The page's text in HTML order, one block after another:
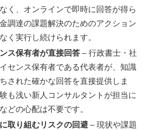
く、オンラインで即時に回答が得ら
調達の課題解決のためのアクション
く実行し続けられます。
ス保有者が直接回答 – 行政書士・社
センス保有者である代表者が、知識
された確かな回答を直接提供しま
も浅い新人コンサルタントが担当に
どの心配は不要です。
取り組むリスクの回避 – 現状や課題